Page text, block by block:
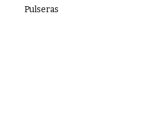
Pulseras